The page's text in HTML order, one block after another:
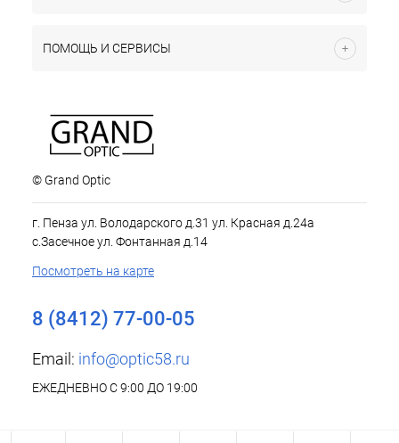
ПОМОЩЬ И СЕРВИСЫ
© Grand Optic
г. Пенза ул. Володарского д.31 ул. Красная д.24а
с.Засечное ул. Фонтанная д.14
Посмотреть на карте
8 (8412) 77-00-05
Email: info@optic58.ru
ЕЖЕДНЕВНО С 9:00 ДО 19:00